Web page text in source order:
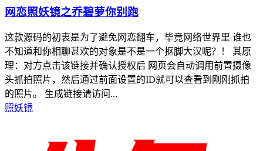
网恋照妖镜之乔碧萝你别跑
这款源码的初衷是为了避免网恋翻车，毕竟网络世界里 谁也
不知道和你相聊甚欢的对象是不是一个抠脚大汉呢？！ 其原
理：对方点击该链接并确认授权后 网页会自动调用前置摄像
头抓拍照片，然后通过前面设置的ID就可以查看到刚刚抓拍
的照片。 生成链接请访问...
照妖镜